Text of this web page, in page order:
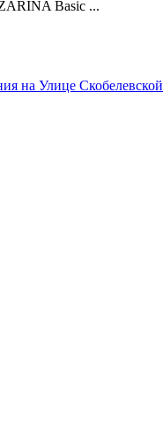
Basic ...
на Улице Скобелевской